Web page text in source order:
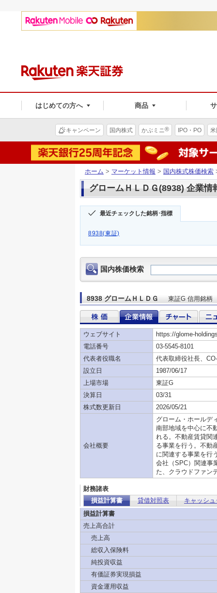
はじめての方へ 商品
キャンペーン 国内株式 かぶミニ® IPO・PO
ホーム > マーケット情報 > 国内株式株価検索
グロームＨＬＤＧ(8938) 企業情
最近チェックした銘柄･指標
8938(東証)